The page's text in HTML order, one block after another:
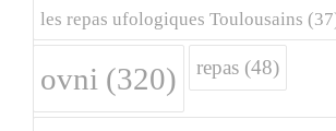
les repas ufologiques Toulousains
ovni (320) repas (48)